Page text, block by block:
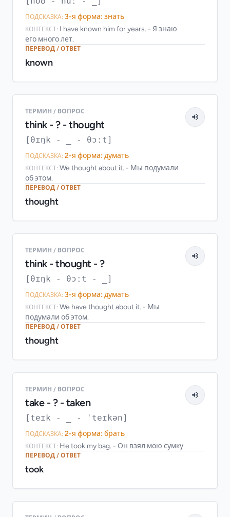
ПОДСКАЗКА: 3-я форма: знать
КОНТЕКСТ:
I have known him for years. - Я знаю
его много лет.
ПЕРЕВОД / ОТВЕТ
known
ТЕРМИН / ВОПРОС
think - ? - thought
[θɪŋk - _ - θɔːt]
ПОДСКАЗКА: 2-я форма: думать
КОНТЕКСТ: We thought about it. - Мы подумали
об этом.
ПЕРЕВОД / ОТВЕТ
thought
ТЕРМИН / ВОПРОС
think - thought - ?
[θɪŋk - θɔːt - _]
ПОДСКАЗКА: 3-я форма: думать
КОНТЕКСТ: We have thought about it. - Мы
подумали об этом.
ПЕРЕВОД / ОТВЕТ
thought
ТЕРМИН / ВОПРОС
take - ? - taken
[teɪk - _ - ˈteɪkən]
ПОДСКАЗКА: 2-я форма: брать
КОНТЕКСТ: He took my bag. - Он взял мою сумку.
ПЕРЕВОД / ОТВЕТ
took